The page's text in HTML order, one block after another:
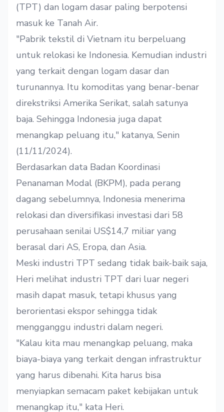
(TPT) dan logam dasar paling berpotensi
masuk ke Tanah Air.
"Pabrik tekstil di Vietnam itu berpeluang
untuk relokasi ke Indonesia. Kemudian industri
yang terkait dengan logam dasar dan
turunannya. Itu komoditas yang benar-benar
direkstriksi Amerika Serikat, salah satunya
baja. Sehingga Indonesia juga dapat
menangkap peluang itu," katanya, Senin
(11/11/2024).
Berdasarkan data Badan Koordinasi
Penanaman Modal (BKPM), pada perang
dagang sebelumnya, Indonesia menerima
relokasi dan diversifikasi investasi dari 58
perusahaan senilai US$14,7 miliar yang
berasal dari AS, Eropa, dan Asia.
Meski industri TPT sedang tidak baik-baik saja,
Heri melihat industri TPT dari luar negeri
masih dapat masuk, tetapi khusus yang
berorientasi ekspor sehingga tidak
mengganggu industri dalam negeri.
"Kalau kita mau menangkap peluang, maka
biaya-biaya yang terkait dengan infrastruktur
yang harus dibenahi. Kita harus bisa
menyiapkan semacam paket kebijakan untuk
menangkap itu," kata Heri.